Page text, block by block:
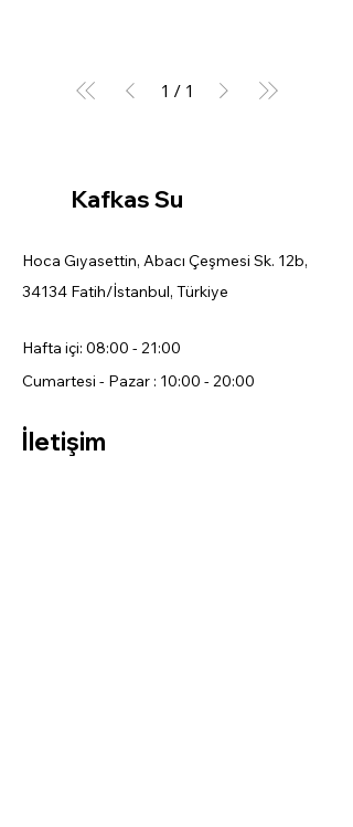
1 / 1
Kafkas Su
Hoca Gıyasettin, Abacı Çeşmesi Sk. 12b,
34134 Fatih/İstanbul, Türkiye
Hafta içi: 08:00 - 21:00
Cumartesi - Pazar : 10:00 - 20:00
İletişim